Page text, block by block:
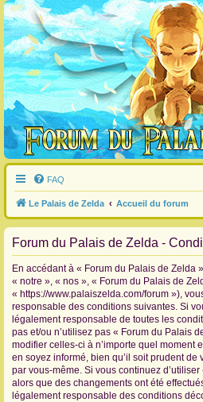
FAQ
Le Palais de Zelda Accueil du forum
Forum du Palais de Zelda -
En accédant à « Forum du Palais de Zelda
« notre », « nos », « Forum du Palais de
« https://www.palaiszelda.com/forum »),
responsable des conditions suivantes. Si
légalement responsable de toutes les
pas et/ou n’utilisez pas « Forum du Palais
modifier celles-ci à n’importe quel moment
en soyez informé, bien qu’il soit prudent
par vous-même. Si vous continuez
alors que des changements ont été
légalement responsable des conditions